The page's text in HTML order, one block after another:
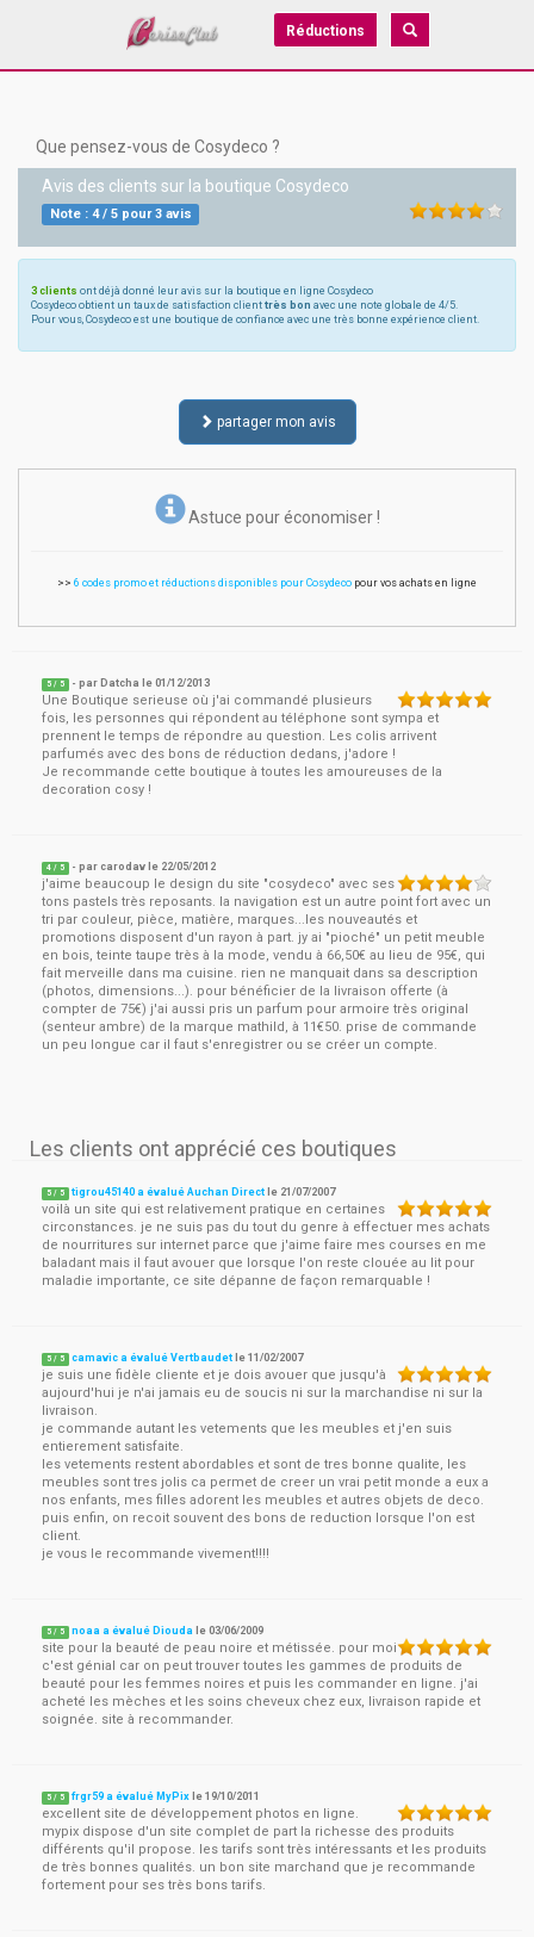
Réductions
Que pensez-vous de Cosydeco ?
Avis des clients sur la boutique Cosydeco
Note : 4/ 5pour3avis
3 clients ont déjà donné leur avis sur la boutique en ligne Cosydeco
Cosydeco obtient un taux de satisfaction client très bon avec une note globale de 4/5.
Pour vous, Cosydeco est une boutique de confiance avec une très bonne expérience client.
partager mon avis
Astuce pour économiser !
>> 6 codes promo et réductions disponibles pour Cosydeco pour vos achats en ligne
5 / 5 - par Datcha le01/12/2013
Une Boutique serieuse où j'ai commandé plusieurs
fois, les personnes qui répondent au téléphone sont sympa et
prennent le temps de répondre au question. Les colis arrivent
parfumés avec des bons de réduction dedans, j'adore !
Je recommande cette boutique à toutes les amoureuses de la
decoration cosy !
4 / 5 - parcarodav le 22/05/2012
j'aime beaucoup le design du site "cosydeco" avec ses
tons pastels très reposants. la navigation est un autre point fort avec un
tri par couleur, pièce, matière, marques...les nouveautés et
promotions disposent d'un rayon à part. jy ai "pioché" un petit meuble
en bois, teinte taupe très à la mode, vendu à 66,50€ au lieu de 95€, qui
fait merveille dans ma cuisine. rien ne manquait dans sa description
(photos, dimensions...). pour bénéficier de la livraison offerte (à
compter de 75€) j'ai aussi pris un parfum pour armoire très original
(senteur ambre) de la marque mathild, à 11€50. prise de commande
un peu longue car il faut s'enregistrer ou se créer un compte.
Les clients ont apprécié ces boutiques
5 / 5 tigrou45140 a évalué Auchan Direct le 21/07/2007
voilà un site qui est relativement pratique en certaines
circonstances. je ne suis pas du tout du genre à effectuer mes achats
de nourritures sur internet parce que j'aime faire mes courses en me
baladant mais il faut avouer que lorsque l'on reste clouée au lit pour
maladie importante, ce site dépanne de façon remarquable !
5 / 5 camavic a évalué Vertbaudet le11/02/2007
je suis une fidèle cliente et je dois avouer que jusqu'à
aujourd'hui je n'ai jamais eu de soucis ni sur la marchandise ni sur la
livraison.
je commande autant les vetements que les meubles et j'en suis
entierement satisfaite.
les vetements restent abordables et sont de tres bonne qualite, les
meubles sont tres jolis ca permet de creer un vrai petit monde a eux a
nos enfants, mes filles adorent les meubles et autres objets de deco.
puis enfin, on recoit souvent des bons de reduction lorsque l'on est
client.
je vous le recommande vivement!!!!
5 / 5 noaa a évalué Diouda le03/06/2009
site pour la beauté de peau noire et métissée. pour moi
c'est génial car on peut trouver toutes les gammes de produits de
beauté pour les femmes noires et puis les commander en ligne. j'ai
acheté les mèches et les soins cheveux chez eux, livraison rapide et
soignée. site à recommander.
5 / 5 frgr59 a évalué MyPix le19/10/2011
excellent site de développement photos en ligne.
mypix dispose d'un site complet de part la richesse des produits
différents qu'il propose. les tarifs sont très intéressants et les produits
de très bonnes qualités. un bon site marchand que je recommande
fortement pour ses très bons tarifs.